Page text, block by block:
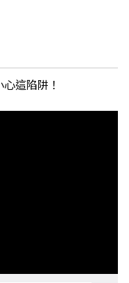
這陷阱！